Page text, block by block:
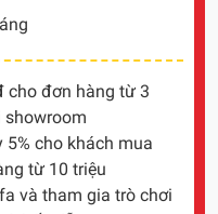
cho đơn hàng từ 3
showroom
5% cho khách mua
từ 10 triệu
và tham gia trò chơi